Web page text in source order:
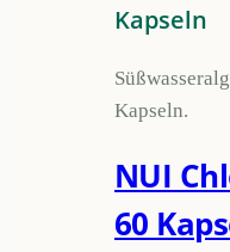
Kapseln
Kapseln.
NUI
60